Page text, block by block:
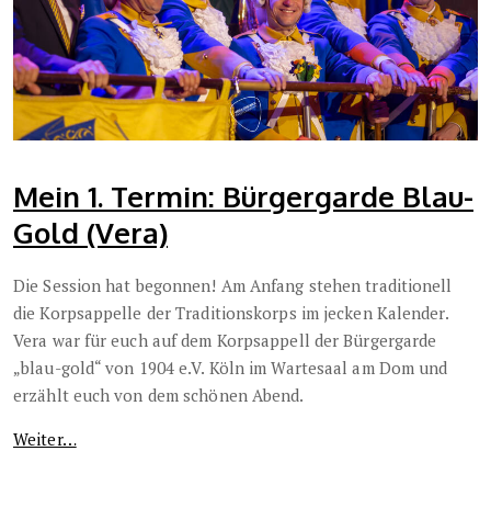
Mein 1. Termin: Bürgergarde Blau-
Gold (Vera)
Die Session hat begonnen! Am Anfang stehen traditionell
die Korpsappelle der Traditionskorps im jecken Kalender.
Vera war für euch auf dem Korpsappell der Bürgergarde
„blau-gold“ von 1904 e.V. Köln im Wartesaal am Dom und
erzählt euch von dem schönen Abend.
Weiter…